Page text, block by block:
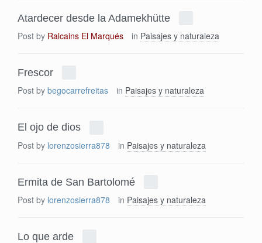
Atardecer desde la Adamekhütte
Post by Ralcains El Marqués in Paisajes y naturaleza
Frescor
Post by begocarrefreitas in Paisajes y naturaleza
El ojo de dios
Post by lorenzosierra878 in Paisajes y naturaleza
Ermita de San Bartolomé
Post by lorenzosierra878 in Paisajes y naturaleza
Lo que arde